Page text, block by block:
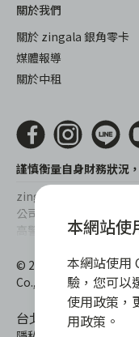
關於我們
關於 zingala 銀角零卡
媒體報導
關於中租
謹慎衡量自身財務狀況
zingala銀角零卡/仲信
公司合作，更不會要求
高警覺，勿受騙上當！
百分率區間為
品或服務為準，且每一
往來條件而有所不同
© 2022 仲信資融股份
Co., Ltd. All Rights
台北市內湖區內湖路
本網站使
本網站使用
驗，您可以
使用政策，
用政策。